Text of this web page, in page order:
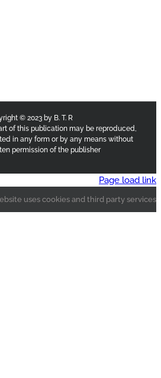
Copyright © 2023 by B. T. R.
All rights reserved. No part of this publication
distributed, or transmitted in any form or by
the prior written permission of the
This website uses cookies
OK